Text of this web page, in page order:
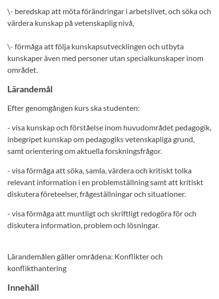
\- beredskap att möta förändringar i arbetslivet, och söka och
värdera kunskap på vetenskaplig nivå,
\- förmåga att följa kunskapsutvecklingen och utbyta
kunskaper även med personer utan specialkunskaper inom
området.
Lärandemål
Efter genomgången kurs ska studenten:
- visa kunskap och förståelse inom huvudområdet pedagogik,
inbegripet kunskap om pedagogiks vetenskapliga grund,
samt orientering om aktuella forskningsfrågor.
- visa förmåga att söka, samla, värdera och kritiskt tolka
relevant information i en problemställning samt att kritiskt
diskutera företeelser, frågeställningar och situationer.
- visa förmåga att muntligt och skriftligt redogöra för och
diskutera information, problem och lösningar.
Lärandemålen gäller områdena: Konflikter och
konflikthantering
Innehåll